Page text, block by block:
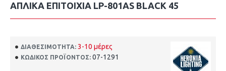
ΑΠΛΊΚΑ ΕΠΙΤΟΊΧΙΑ LP-801AS BLACK 45
ΔΙΑΘΕΣΙΜΌΤΗΤΑ: 3-10 μέρες
ΚΩΔΙΚΌΣ ΠΡΟΪΌΝΤΟΣ: 07-1291